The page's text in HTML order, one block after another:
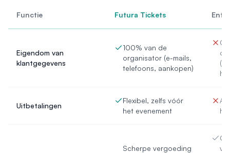
Functie Futura Tickets
Eigendom van
klantgegevens
100% van de
organisator (e-mails,
telefoons, aankopen)
Uitbetalingen
Flexibel, zelfs vóór
het evenement
Scherpe vergoeding